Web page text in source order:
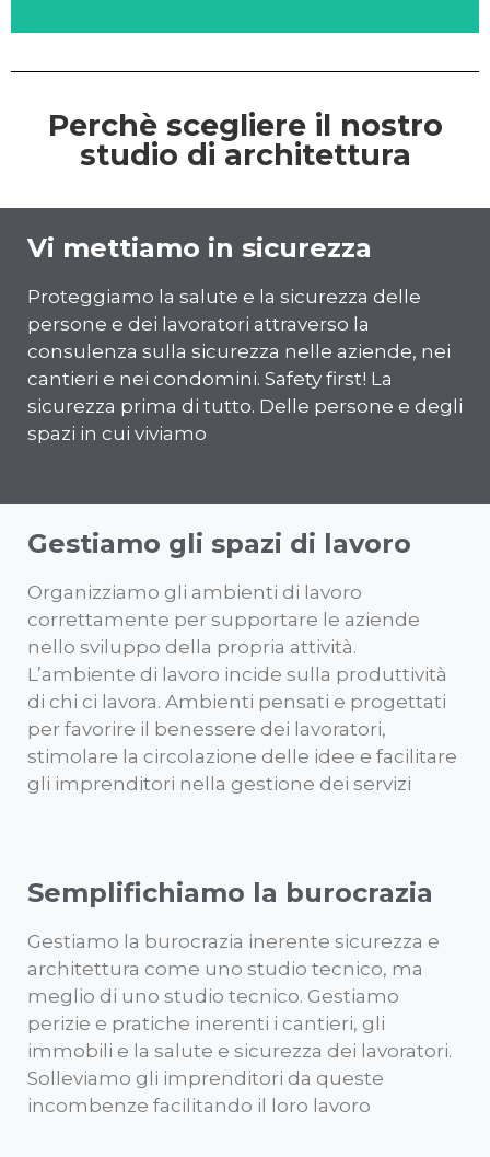
Perchè scegliere il nostro
studio di architettura
Vi mettiamo in sicurezza
Proteggiamo la salute e la sicurezza delle
persone e dei lavoratori attraverso la
consulenza sulla sicurezza nelle aziende, nei
cantieri e nei condomini. Safety first! La
sicurezza prima di tutto. Delle persone e degli
spazi in cui viviamo
Gestiamo gli spazi di lavoro
Organizziamo gli ambienti di lavoro
correttamente per supportare le aziende
nello sviluppo della propria attività.
L’ambiente di lavoro incide sulla produttività
di chi ci lavora. Ambienti pensati e progettati
per favorire il benessere dei lavoratori,
stimolare la circolazione delle idee e facilitare
gli imprenditori nella gestione dei servizi
Semplifichiamo la burocrazia
Gestiamo la burocrazia inerente sicurezza e
architettura come uno studio tecnico, ma
meglio di uno studio tecnico. Gestiamo
perizie e pratiche inerenti i cantieri, gli
immobili e la salute e sicurezza dei lavoratori.
Solleviamo gli imprenditori da queste
incombenze facilitando il loro lavoro